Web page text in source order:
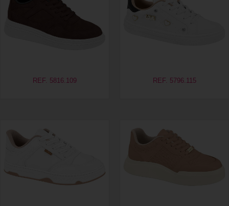
REF. 5816.109 REF. 5796.115